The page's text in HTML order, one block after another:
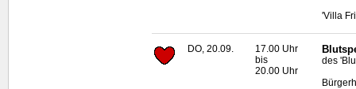
'Villa
DO, 20.09.
17.00 Uhr
bis
20.00 Uhr
des